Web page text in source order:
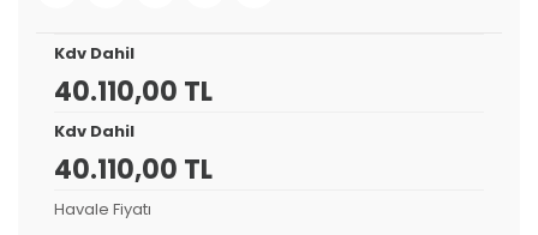
Kdv Dahil
40.110,00 TL
Kdv Dahil
40.110,00 TL
Havale Fiyatı